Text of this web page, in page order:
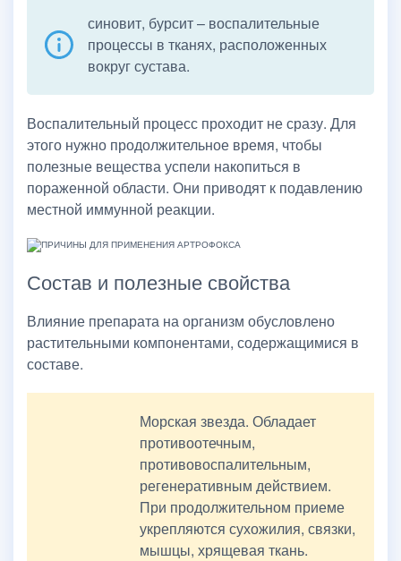
синовит, бурсит – воспалительные
процессы в тканях, расположенных
вокруг сустава.
Воспалительный процесс проходит не сразу. Для
этого нужно продолжительное время, чтобы
полезные вещества успели накопиться в
пораженной области. Они приводят к подавлению
местной иммунной реакции.
Состав и полезные свойства
Влияние препарата на организм обусловлено
растительными компонентами, содержащимися в
составе.
Морская звезда. Обладает
противоотечным,
противовоспалительным,
регенеративным действием.
При продолжительном приеме
укрепляются сухожилия, связки,
мышцы, хрящевая ткань.